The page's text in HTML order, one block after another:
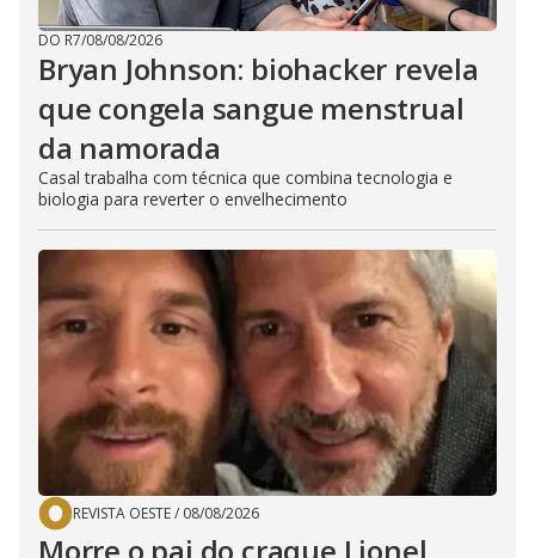
DO R7/08/08/2026
Bryan Johnson: biohacker revela
que congela sangue menstrual
da namorada
Casal trabalha com técnica que combina tecnologia e
biologia para reverter o envelhecimento
REVISTA OESTE/ 08/08/2026